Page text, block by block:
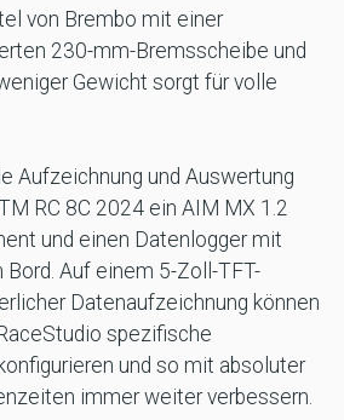
von Brembo mit einer
230-mm-Bremsscheibe und
Gewicht sorgt für volle
Aufzeichnung und Auswertung
RC 8C 2024 ein AIM MX 1.2
und einen Datenlogger mit
Bord. Auf einem 5-Zoll-TFT-
Datenaufzeichnung können
spezifische
und so mit absoluter
immer weiter verbessern.